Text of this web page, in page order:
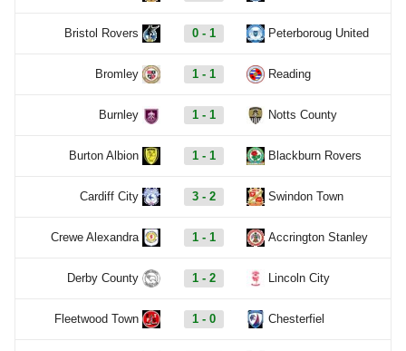
Bristol Rovers 0 - 1 Peterboroug United
Bromley 1 - 1 Reading
Burnley 1 - 1 Notts County
Burton Albion 1 - 1 Blackburn Rovers
Cardiff City 3 - 2 Swindon Town
Crewe Alexandra 1 - 1 Accrington Stanley
Derby County 1 - 2 Lincoln City
Fleetwood Town 1 - 0 Chesterfiel